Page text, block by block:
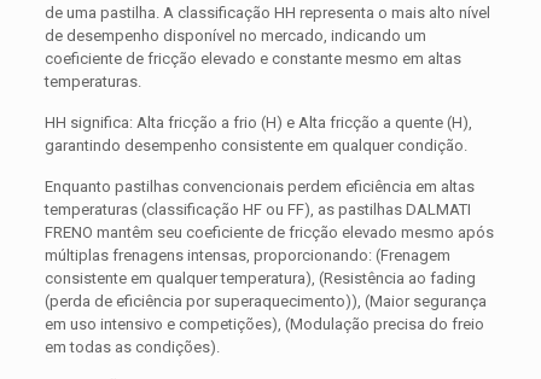
de uma pastilha. A classificação HH representa o mais alto nível
de desempenho disponível no mercado, indicando um
coeficiente de fricção elevado e constante mesmo em altas
temperaturas.
HH significa: Alta fricção a frio (H) e Alta fricção a quente (H),
garantindo desempenho consistente em qualquer condição.
Enquanto pastilhas convencionais perdem eficiência em altas
temperaturas (classificação HF ou FF), as pastilhas DALMATI
FRENO mantêm seu coeficiente de fricção elevado mesmo após
múltiplas frenagens intensas, proporcionando: (Frenagem
consistente em qualquer temperatura), (Resistência ao fading
(perda de eficiência por superaquecimento)), (Maior segurança
em uso intensivo e competições), (Modulação precisa do freio
em todas as condições).